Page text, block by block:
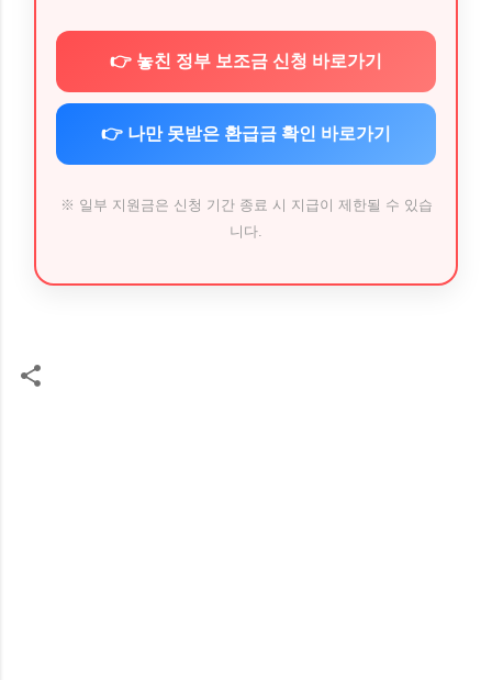
👉 놓친 정부 보조금 신청 바로가기
👉 나만 못받은 환급금 확인 바로가기
※ 일부 지원금은 신청 기간 종료 시 지급이 제한될 수 있습
니다.